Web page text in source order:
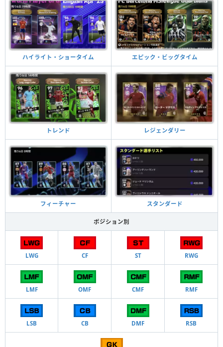
ハイライト・ショータイム エピック・ビッグタイム
トレンド レジェンダリー
フィーチャー スタンダード
ポジション別
LWG CF ST RWG
LMF OMF CMF RMF
LSB CB DMF RSB